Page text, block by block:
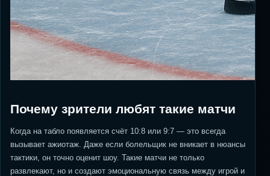
Почему зрители любят такие матчи
Когда на табло появляется счёт 10:8 или 9:7 — это всегда
вызывает ажиотаж. Даже если болельщик не вникает в нюансы
тактики, он точно оценит шоу. Такие матчи не только
развлекают, но и создают эмоциональную связь между игрой и